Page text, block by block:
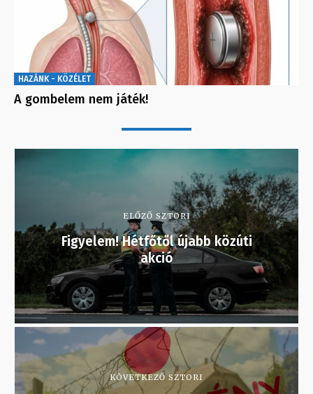
HAZÁNK - KÖZÉLET
A gombelem nem játék!
ELŐZŐ SZTORI
Figyelem! Hétfőtől újabb közúti
akció
KÖVETKEZŐ SZTORI